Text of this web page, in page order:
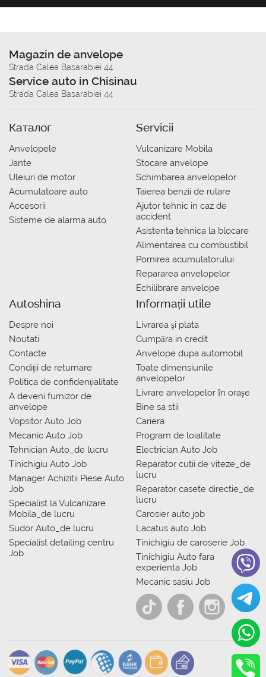
Magazin de anvelope
Strada Calea Basarabiei 44
Service auto in Chisinau
Strada Calea Basarabiei 44
Каталог
Anvelopele
Jante
Uleiuri de motor
Acumulatoare auto
Accesorii
Sisteme de alarma auto
Servicii
Vulcanizare Mobila
Stocare anvelope
Schimbarea anvelopelor
Taierea benzii de rulare
Ajutor tehnic in caz de
accident
Asistenta tehnica la blocare
Alimentarea cu combustibil
Pornirea acumulatorului
Repararea anvelopelor
Echilibrare anvelope
Autoshina
Despre noi
Noutati
Contacte
Condiții de returnare
Politica de confidențialitate
A deveni furnizor de
anvelope
Vopsitor Auto Job
Mecanic Auto Job
Tehnician Auto_de lucru
Tinichigiu Auto Job
Manager Achizitii Piese Auto
Job
Specialist la Vulcanizare
Mobila_de lucru
Sudor Auto_de lucru
Specialist detailing centru
Job
Informații utile
Livrarea şi plata
Сumpăra in credit
Anvelope dupa automobil
Toate dimensiunile
anvelopelor
Livrare anvelopelor în orașe
Bine sa stii
Cariera
Program de loialitate
Electrician Auto Job
Reparator cutii de viteze_de
lucru
Reparator casete directie_de
lucru
Carosier auto job
Lacatus auto Job
Tinichigiu de caroserie Job
Tinichigiu Auto fara
experienta Job
Mecanic sasiu Job